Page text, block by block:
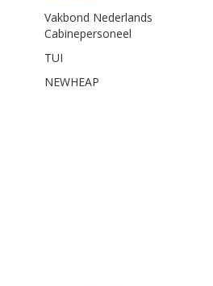
Vakbond Nederlands
Cabinepersoneel
TUI
NEWHEAP